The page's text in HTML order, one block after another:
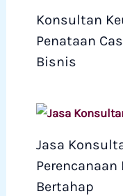
Konsultan
Penataan
Bisnis
Jasa
Bertahap